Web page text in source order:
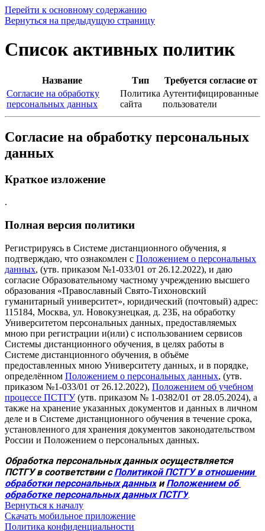
Перейти к основному содержанию
Вернуться на предыдущую страницу
Список активных политик
Название Тип
Требуется согласие от
Согласие на обработку
персональных данных
Политика
сайта
Аутентифицированные
пользователи
Согласие на обработку персональных
данных
Краткое изложение
.
Полная версия политики
Регистрируясь в Системе дистанционного обучения, я
подтверждаю, что ознакомлен с Положением о персональных
данных, (утв. приказом №1-033/01 от 26.12.2022), и даю
согласие Образовательному частному учреждению высшего
образования «Православный Свято-Тихоновский
гуманитарный университет», юридический (почтовый) адрес:
115184, Москва, ул. Новокузнецкая, д. 23Б, на обработку
Университетом персональных данных, предоставляемых
мною при регистрации и(или) с использованием сервисов
Системы дистанционного обучения, в целях работы в
Системе дистанционного обучения, в объёме
предоставленных мною Университету данных, и в порядке,
определённом Положением о персональных данных, (утв.
приказом №1-033/01 от 26.12.2022), Положением об учебном
процессе ПСТГУ(утв. приказом № 1-0382/01 от 28.05.2024), а
также на хранение указанных документов и данных в личном
деле и в Системе дистанционного обучения в течение срока,
установленного для хранения документов законодательством
России и Положением о персональных данных.
Обработка персональных данных осуществляется
ПСТГУ в соответствии с Политикой ПСТГУ в отношении
обработки персональных данных и Положением об
обработке персональных данных ПСТГУ.
Вернуться к началу
Скачать мобильное приложение
Политика конфиденциальности